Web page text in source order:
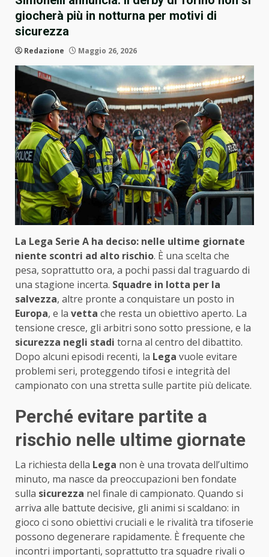
giocherà più in notturna per motivi di
sicurezza
Redazione Maggio 26, 2026
La Lega Serie A ha deciso: nelle ultime giornate
niente scontri ad alto rischio. È una scelta che
pesa, soprattutto ora, a pochi passi dal traguardo di
una stagione incerta. Squadre in lotta per la
salvezza, altre pronte a conquistare un posto in
Europa, e la vetta che resta un obiettivo aperto. La
tensione cresce, gli arbitri sono sotto pressione, e la
sicurezza negli stadi torna al centro del dibattito.
Dopo alcuni episodi recenti, la Lega vuole evitare
problemi seri, proteggendo tifosi e integrità del
campionato con una stretta sulle partite più delicate.
Perché evitare partite a
rischio nelle ultime giornate
La richiesta della Lega non è una trovata dell’ultimo
minuto, ma nasce da preoccupazioni ben fondate
sulla sicurezza nel finale di campionato. Quando si
arriva alle battute decisive, gli animi si scaldano: in
gioco ci sono obiettivi cruciali e le rivalità tra tifoserie
possono degenerare rapidamente. È frequente che
incontri importanti, soprattutto tra squadre rivali o